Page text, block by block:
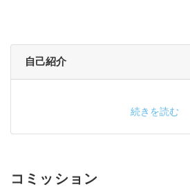
自己紹介
続きを読む
コミッション